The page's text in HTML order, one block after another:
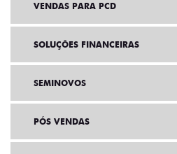
VENDAS PARA PCD
SOLUÇÕES FINANCEIRAS
SEMINOVOS
PÓS VENDAS